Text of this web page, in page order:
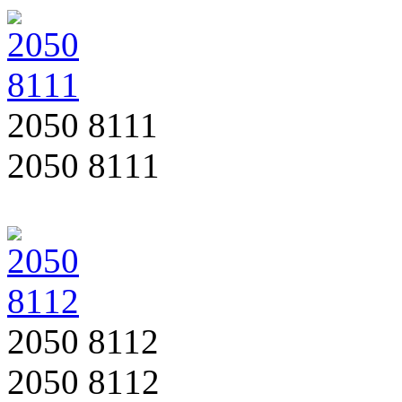
2050 8111
2050 8111
2050 8112
2050 8112